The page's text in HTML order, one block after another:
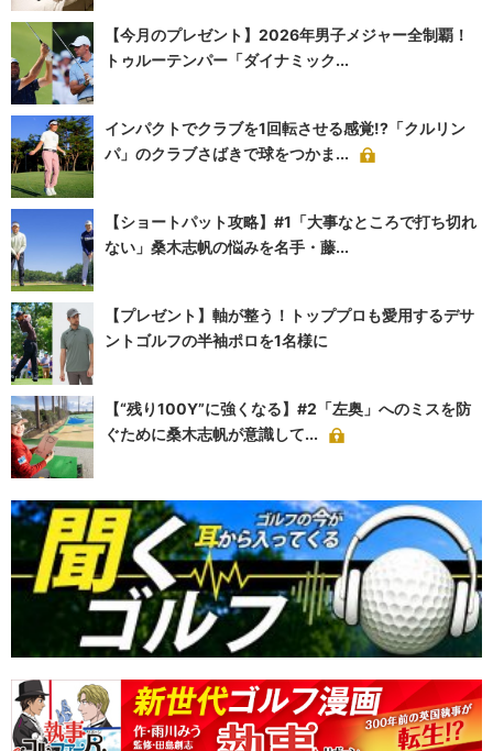
【今月のプレゼント】2026年男子メジャー全制覇！
トゥルーテンパー「ダイナミック...
インパクトでクラブを1回転させる感覚!?「クルリン
パ」のクラブさばきで球をつかま...
【ショートパット攻略】#1「大事なところで打ち切れ
ない」桑木志帆の悩みを名手・藤...
【プレゼント】軸が整う！トッププロも愛用するデサ
ントゴルフの半袖ポロを1名様に
【“残り100Y”に強くなる】#2「左奥」へのミスを防
ぐために桑木志帆が意識して...